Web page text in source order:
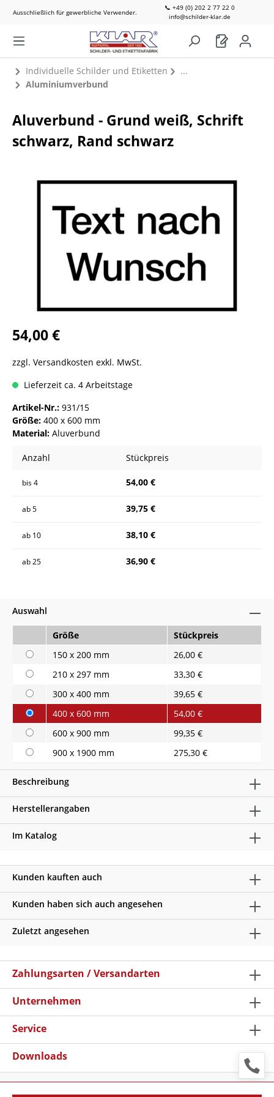
Ausschließlich für gewerbliche Verwender.
📞 +49 (0) 202 2 77 22 0
info@schilder-klar.de
Individuelle Schilder und Etiketten
Aluminiumverbund
Aluverbund - Grund weiß, Schrift
schwarz, Rand schwarz
54,00 €
zzgl. Versandkosten exkl. MwSt.
Lieferzeit ca. 4 Arbeitstage
Artikel-Nr.: 931/15
Größe: 400 x 600 mm
Material: Aluverbund
Anzahl Stückpreis
bis4 54,00 €
ab5 39,75 €
ab 10 38,10 €
ab25 36,90 €
Auswahl
Größe
Stückpreis
150 x 200 mm
26,00 €
210 x 297 mm
33,30 €
300 x 400 mm
39,65 €
400 x 600 mm
54,00 €
600 x 900 mm
99,35 €
900 x 1900 mm
275,30 €
Beschreibung
Herstellerangaben
Im Katalog
Kunden kauften auch
Kunden haben sich auch angesehen
Zuletzt angesehen
Zahlungsarten / Versandarten
Unternehmen
Service
Downloads